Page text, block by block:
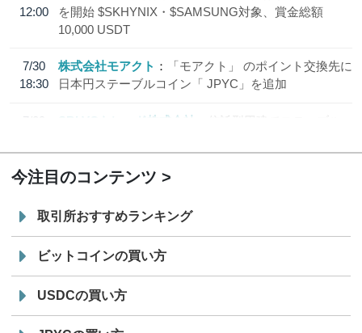
12:00
を開始 $SKHYNIX・$SAMSUNG対象、賞金総額
10,000 USDT
7/30
18:30
株式会社モアクト
「モアクト」 のポイント交換先に
日本円ステーブルコイン「 JPYC」を追加
7/29
SBI VCトレード株式会社
信託型円建てステーブル
今注目のコンテンツ
取引所おすすめランキング
ビットコインの買い方
USDCの買い方